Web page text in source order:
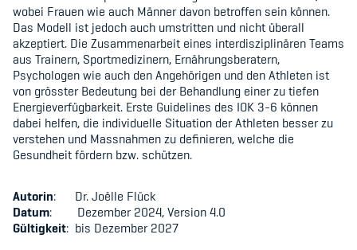
wobei Frauen wie auch Männer davon betroffen sein können.
Das Modell ist jedoch auch umstritten und nicht überall
akzeptiert. Die Zusammenarbeit eines interdisziplinären Teams
aus Trainern, Sportmedizinern, Ernährungsberatern,
Psychologen wie auch den Angehörigen und den Athleten ist
von grösster Bedeutung bei der Behandlung einer zu tiefen
Energieverfügbarkeit. Erste Guidelines des IOK 3-6 können
dabei helfen, die individuelle Situation der Athleten besser zu
verstehen und Massnahmen zu definieren, welche die
Gesundheit fördern bzw. schützen.
Autorin: Dr. Joëlle Flück
Datum: Dezember 2024, Version 4.0
Gültigkeit: bis Dezember 2027